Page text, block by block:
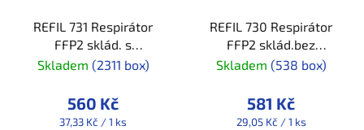
REFIL 731 Respirátor
FFP2 sklád. s
vent._box/15ks
Skladem (2311 box)
560 Kč
Měrná
37,33 Kč / 1 ks
REFIL 730 Respirátor
FFP2 sklád.bez
vent_box/20ks
Skladem (538 box)
581 Kč
Měrná
29,05 Kč / 1 ks